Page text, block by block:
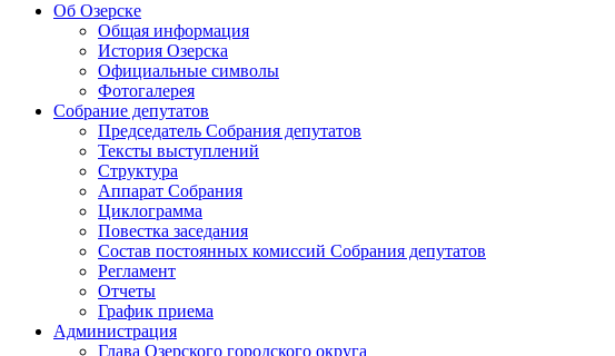
Об Озерске
Общая информация
История Озерска
Официальные символы
Фотогалерея
Собрание депутатов
Председатель Собрания депутатов
Тексты выступлений
Структура
Аппарат Собрания
Циклограмма
Повестка заседания
Состав постоянных комиссий Собрания депутатов
Регламент
Отчеты
График приема
Администрация
Глава Озерского городского округа